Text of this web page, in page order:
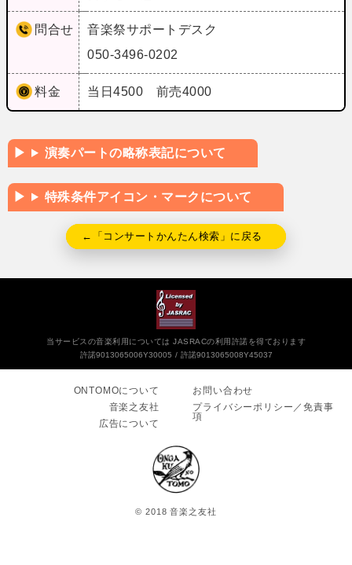
問合せ
音楽祭サポートデスク
050-3496-0202
料金 当日4500 前売4000
演奏パートの略称表記について
特殊条件アイコン・マークについて
←「コンサートかんたん検索」に戻る
当サービスの音楽利用については JASRACの利用許諾を得ております
許諾9013065006Y30005
許諾9013065008Y45037
ONTOMOについて
音楽之友社
広告について
お問い合わせ
プライバシーポリシー／免責事
項
© 2018 音楽之友社